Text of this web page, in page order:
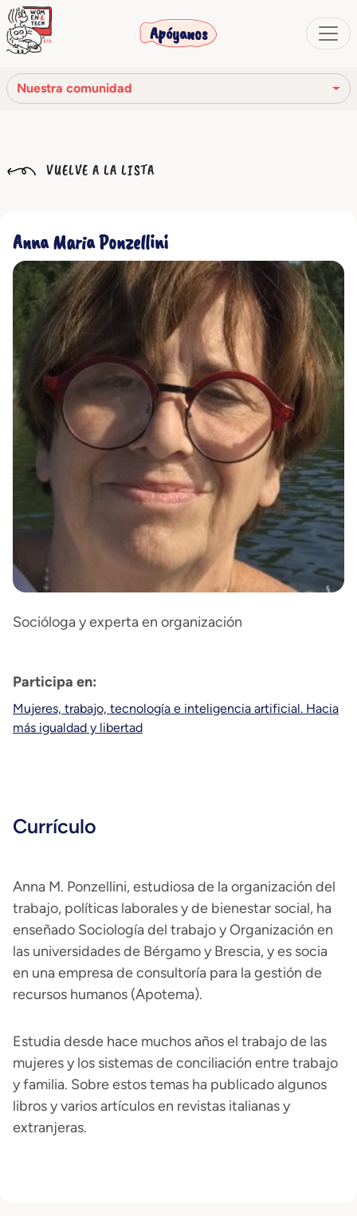
Apóyanos
Nuestra comunidad
Nuestra historia
Código Ético
Nuestra red
Nuestra comunidad
VUELVE A LA LISTA
Anna Maria Ponzellini
Socióloga y experta en organización
Participa en:
Mujeres, trabajo, tecnología e inteligencia artificial. Hacia
más igualdad y libertad
Currículo
Anna M. Ponzellini, estudiosa de la organización del
trabajo, políticas laborales y de bienestar social, ha
enseñado Sociología del trabajo y Organización en
las universidades de Bérgamo y Brescia, y es socia
en una empresa de consultoría para la gestión de
recursos humanos (Apotema).
Estudia desde hace muchos años el trabajo de las
mujeres y los sistemas de conciliación entre trabajo
y familia. Sobre estos temas ha publicado algunos
libros y varios artículos en revistas italianas y
extranjeras.